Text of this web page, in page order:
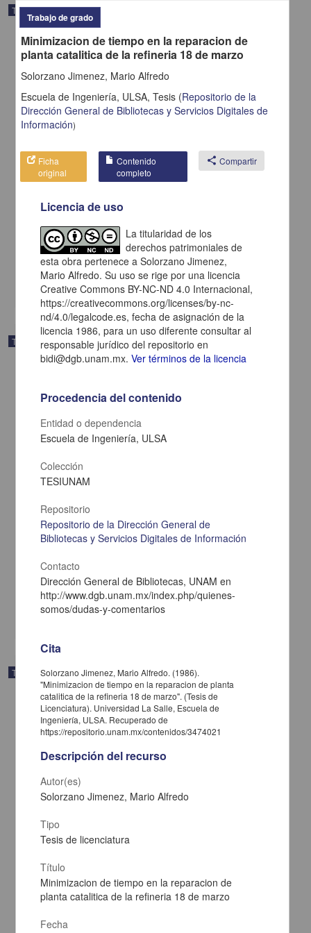
Trabajo de grado
Importancia del metodo de valuacion de inventarios UEPS
monetario en epocas de inflacion
Llamas Monjardin, Gustavo Gabriel
Ciencias Sociales y Económicas
Trabajo de grado
Programa de desarrollo organizacional aplicado a una empresa
Garza Malacara, Ricardo
Ciencias Sociales y Económicas
Trabajo de grado
ingenio San Cristobal
Ojeda Enciso, Sergio Alberto
Ingenierías
Trabajo de grado
Minimizacion de tiempo en la reparacion de
planta catalitica de la refineria 18 de marzo
Solorzano Jimenez, Mario Alfredo
Escuela de Ingeniería, ULSA, Tesis (Repositorio de la
Dirección General de Bibliotecas y Servicios Digitales de
Información)
Ficha
original
Contenido
completo
share Compartir
Licencia de uso
La titularidad de los
derechos patrimoniales de
esta obra pertenece a Solorzano Jimenez,
Mario Alfredo. Su uso se rige por una licencia
Creative Commons BY-NC-ND 4.0 Internacional,
https://creativecommons.org/licenses/by-nc-
nd/4.0/legalcode.es, fecha de asignación de la
licencia 1986, para un uso diferente consultar al
responsable jurídico del repositorio en
bidi@dgb.unam.mx.Ver términos de la licencia
Procedencia del contenido
Entidad o dependencia
Escuela de Ingeniería, ULSA
Colección
TESIUNAM
Repositorio
Repositorio de la Dirección General de
Bibliotecas y Servicios Digitales de Información
Contacto
Dirección General de Bibliotecas, UNAM en
http://www.dgb.unam.mx/index.php/quienes-
somos/dudas-y-comentarios
Cita
Solorzano Jimenez, Mario Alfredo. (1986).
"Minimizacion de tiempo en la reparacion de planta
catalitica de la refineria 18 de marzo". (Tesis de
Licenciatura). Universidad La Salle, Escuela de
Ingeniería, ULSA. Recuperado de
https://repositorio.unam.mx/contenidos/3474021
Descripción del recurso
Autor(es)
Solorzano Jimenez, Mario Alfredo
Tipo
Tesis de licenciatura
Título
Minimizacion de tiempo en la reparacion de
planta catalitica de la refineria 18 de marzo
Fecha